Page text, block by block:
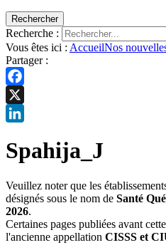
Rechercher
Recherche :
Vous êtes ici : AccueilNos
Partager :
Facebook
X
Spahija_J
Veuillez noter que les
désignés sous le nom de Santé
2026.
Certaines pages publiées avant
l'ancienne appellation CISSS et